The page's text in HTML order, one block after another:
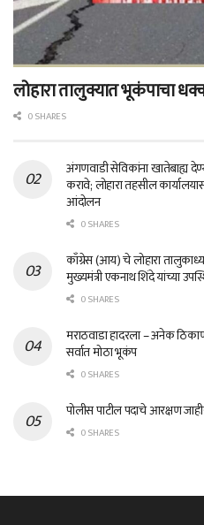
लोहारा तालुक्यात भूकंपाचा
0 SHARES
अंगणवाडी सेविकांना खातेबाह्य
करावे; लोहारा तहसील
आंदोलन
0 SHARES
काँग्रेस (आय) चे लोहारा
मुख्यमंत्री एकनाथ शिंदे यांच्या
0 SHARES
मराठवाडा हादरला – अनेक
सर्वात मोठा भूकंप
0 SHARES
पोलीस पाटील पदाचे आरक्षण
0 SHARES